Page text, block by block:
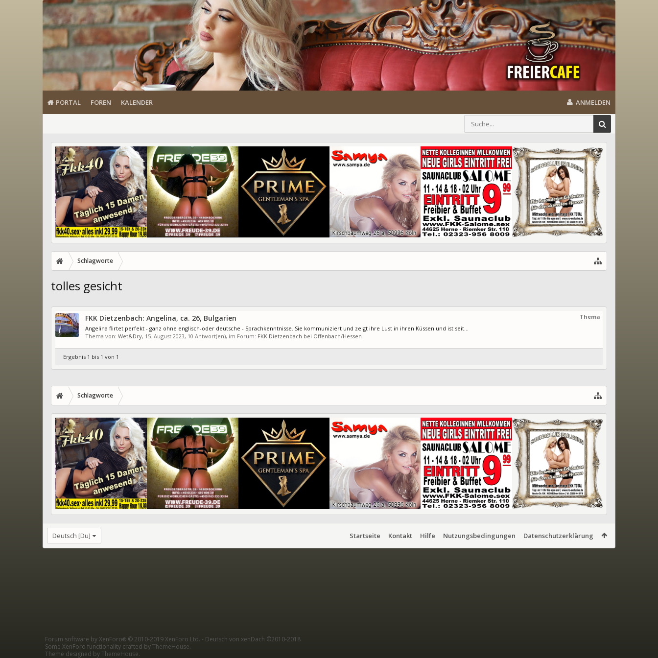
PORTAL FOREN KALENDER ANMELDEN
Schlagworte
tolles gesicht
Thema
FKK Dietzenbach: Angelina, ca. 26, Bulgarien
Angelina flirtet perfekt - ganz ohne englisch-oder deutsche - Sprachkenntnisse. Sie kommuniziert und zeigt ihre Lust in ihren Küssen und ist seit...
Thema von: Wet&Dry, 15. August 2023, 10 Antwort(en), im Forum: FKK Dietzenbach bei Offenbach/Hessen
Ergebnis 1 bis 1 von 1
Schlagworte
Deutsch [Du] Startseite Kontakt Hilfe Nutzungsbedingungen Datenschutzerklärung
Forum software by XenForo® © 2010-2019 XenForo Ltd. - Deutsch von xenDach ©2010-2018
Some XenForo functionality crafted byThemeHouse.
Theme designed byThemeHouse.